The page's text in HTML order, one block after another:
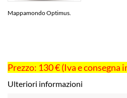
Mappamondo Optimus.
Prezzo: 130 € (Iva e consegna
Ulteriori informazioni